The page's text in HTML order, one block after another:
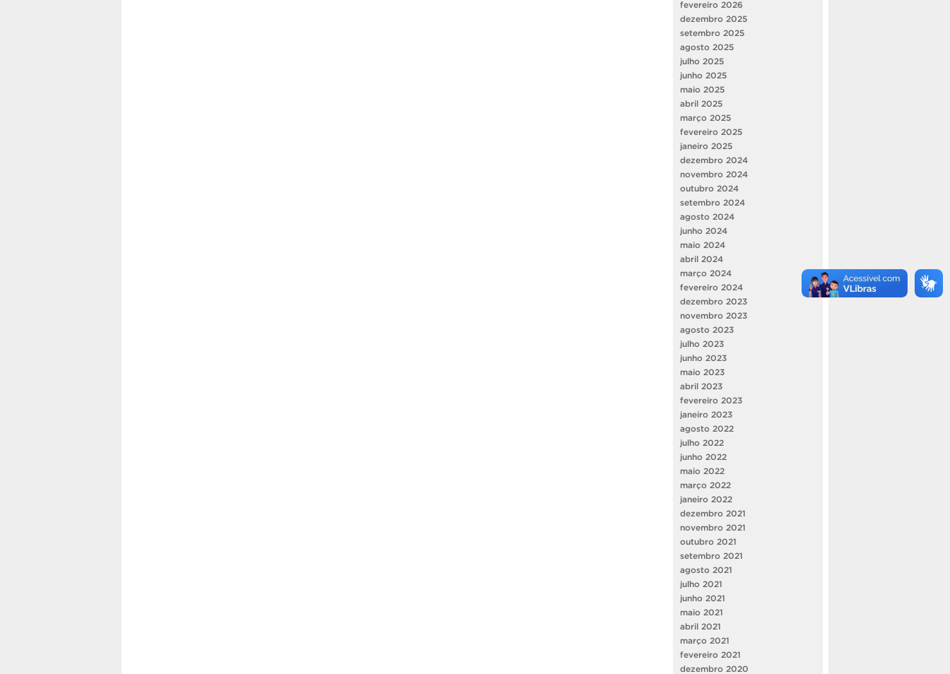
fevereiro 2026
dezembro 2025
setembro 2025
agosto 2025
julho 2025
junho 2025
maio 2025
abril 2025
março 2025
fevereiro 2025
janeiro 2025
dezembro 2024
novembro 2024
outubro 2024
setembro 2024
agosto 2024
junho 2024
maio 2024
abril 2024
março 2024
fevereiro 2024
dezembro 2023
novembro 2023
agosto 2023
julho 2023
junho 2023
maio 2023
abril 2023
fevereiro 2023
janeiro 2023
agosto 2022
julho 2022
junho 2022
maio 2022
março 2022
janeiro 2022
dezembro 2021
novembro 2021
outubro 2021
setembro 2021
agosto 2021
julho 2021
junho 2021
maio 2021
abril 2021
março 2021
fevereiro 2021
dezembro 2020